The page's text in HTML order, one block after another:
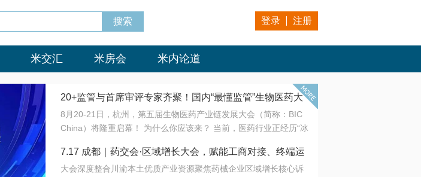
登录 注册
米交汇 米房会 米内论道
20+监管与首席审评专家齐聚！国内“最懂监管”生物医药大
会8月开幕！
8月20-21日，杭州，第五届生物医药产业链发展大会（简称：BIC
China）将隆重启幕！ 为什么你应该来？ 当前，医药行业正经历“冰
法正重新定义研发效率；另一端是创新药“最后一公里”的支付与入院
难题，呼唤更成熟的产业生态。 同质化“内卷”已无出路，全产业链协
7.17 成都｜药交会·区域增长大会，赋能工商对接、终端运
营
大会深度整合川渝本土优质产业资源聚焦药械企业区域增长核心诉